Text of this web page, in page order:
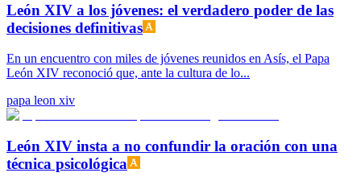
León XIV a los jóvenes: el verdadero poder de las
decisiones definitivas
En un encuentro con miles de jóvenes reunidos en Asís, el Papa
León XIV reconoció que, ante la cultura de lo...
papa leon xiv
León XIV insta a no confundir la oración con una
técnica psicológica